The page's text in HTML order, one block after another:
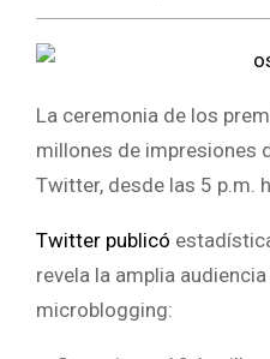
La ceremonia de los
millones de impresiones
Twitter, desde las 5 p.m.
Twitter publicó
revela la amplia
microblogging: